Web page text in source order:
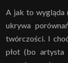
A jak to wygląda
ukrywa
twórczości. I
płot (bo artysta